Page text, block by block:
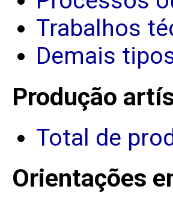
Trabalhos
Demais
Produção
Total de
Orientações